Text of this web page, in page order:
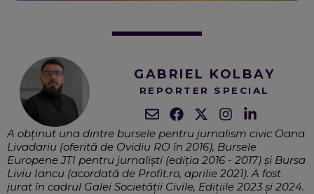
GABRIEL KOLBAY
REPORTER SPECIAL
A obținut una dintre bursele pentru jurnalism civic Oana
Livadariu (oferită de Ovidiu RO în 2016), Bursele
Europene JTI pentru jurnaliști (ediția 2016 - 2017) și Bursa
Liviu Iancu (acordată de Profit.ro, aprilie 2021). A fost
jurat în cadrul Galei Societății Civile, Edițiile 2023 și 2024.